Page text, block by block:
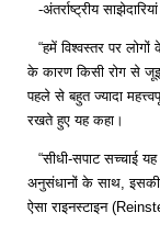
-अंतर्राष्ट्रीय
“हमें विश्वस्तर पर
के कारण किसी रोग से
पहले से बहुत ज्यादा
रखते हुए यह कहा।
“सीधी-सपाट सच्चाई
अनुसंधानों के साथ, इसकी
ऐसा राइनस्टाइन